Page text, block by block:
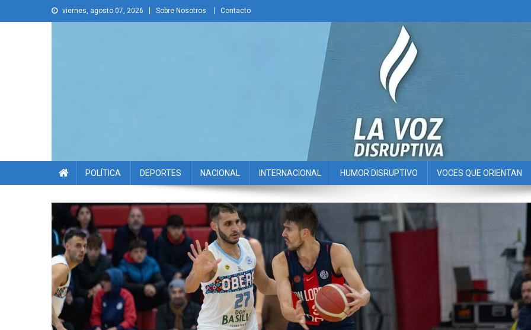
to
viernes, agosto 07, 2026 Sobre Nosotros Contacto
La Voz Disruptiva
POLÍTICA DEPORTES NACIONAL INTERNACIONAL HUMOR DISRUPTIVO VOCES QUE ORIENTAN